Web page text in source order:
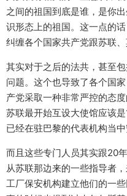
之间的祖国到底是谁，是你
识形态上的祖国。这一点的
纠缠各个国家共产党跟苏联
其实对于之后的法共，甚至
问题。这个也导致了各个国
产党采取一种非常严控的态
苏联最开始互设大使馆应该
已经在驻巴黎的代表机构当中
而且这些专门人员其实跟20
从苏联那边来的一些指导者
工厂保安机构建立他们的一